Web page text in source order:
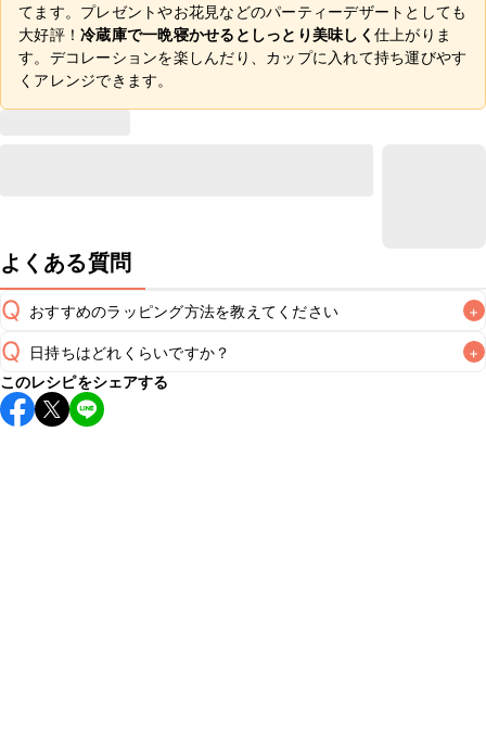
てます。プレゼントやお花見などのパーティーデザートとしても
大好評！ 冷蔵庫で一晩寝かせるとしっとり美味しく 仕上がりま
す。デコレーションを楽しんだり、カップに入れて持ち運びやす
くアレンジできます。
よくある質問
Q おすすめのラッピング方法を教えてください +
A
Q 日持ちはどれくらいですか？ +
保存期間は冷蔵で当日中が目安です。なるべくお早めにお召
し上がりください。
このレシピをシェアする